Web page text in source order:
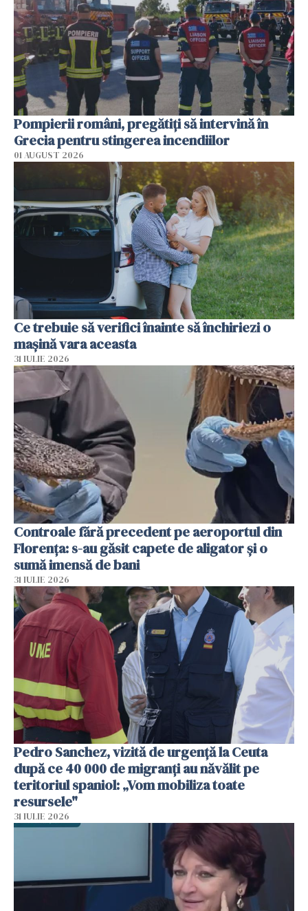
Pompierii români, pregătiţi să intervină în
Grecia pentru stingerea incendiilor
01 AUGUST 2026
Ce trebuie să verifici înainte să închiriezi o
mașină vara aceasta
31 IULIE 2026
Controale fără precedent pe aeroportul din
Florența: s-au găsit capete de aligator și o
sumă imensă de bani
31 IULIE 2026
Pedro Sanchez, vizită de urgență la Ceuta
după ce 40 000 de migranți au năvălit pe
teritoriul spaniol: „Vom mobiliza toate
resursele"
31 IULIE 2026